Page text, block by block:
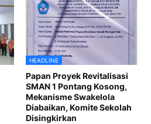
HEADLINE
Papan Proyek Revitalisasi
SMAN 1 Pontang Kosong,
Mekanisme Swakelola
Diabaikan, Komite Sekolah
Disingkirkan